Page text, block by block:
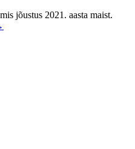
jõustus 2021. aasta maist.